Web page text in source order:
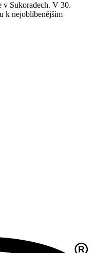
v Sukoradech. V 30.
k nejoblíbenějším